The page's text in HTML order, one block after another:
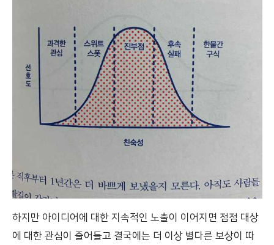
하지만 아이디어에 대한 지속적인 노출이 이어지면 점점 대상
에 대한 관심이 줄어들고 결국에는 더 이상 별다른 보상이 따